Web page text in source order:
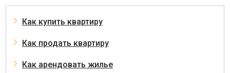
Как купить квартиру
Как продать квартиру
Как арендовать жилье